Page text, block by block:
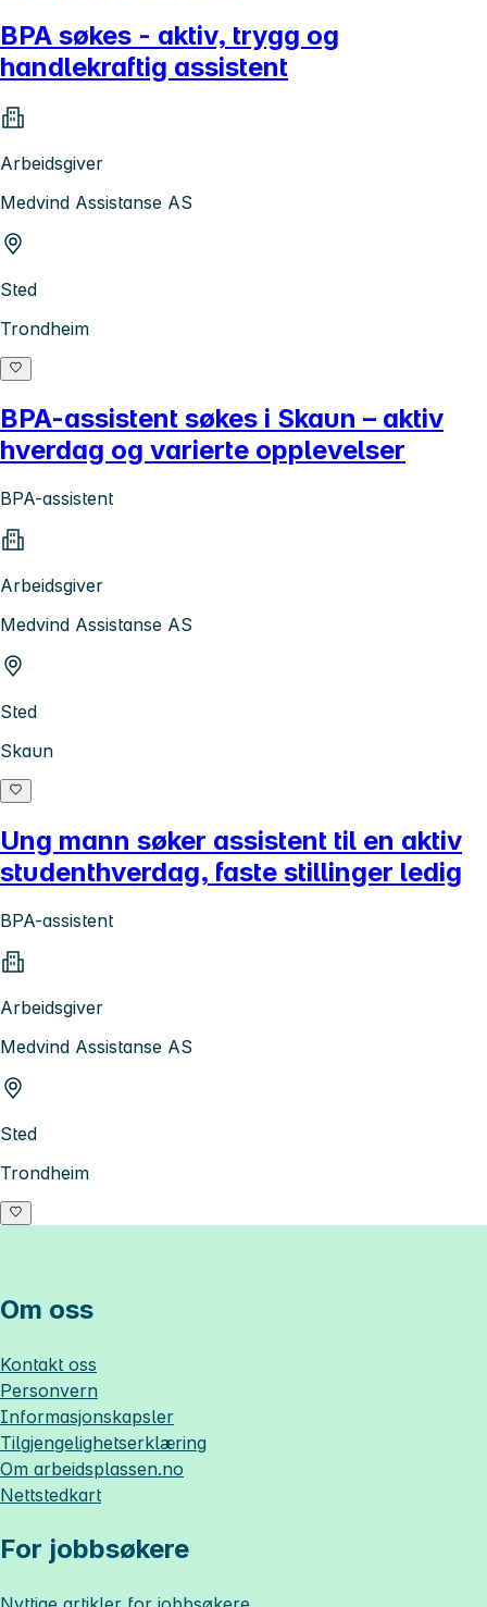
BPA søkes - aktiv, trygg og
handlekraftig assistent
Arbeidsgiver
Medvind Assistanse AS
Sted
Trondheim
BPA-assistent søkes i Skaun – aktiv
hverdag og varierte opplevelser
BPA-assistent
Arbeidsgiver
Medvind Assistanse AS
Sted
Skaun
Ung mann søker assistent til en aktiv
studenthverdag, faste stillinger ledig
BPA-assistent
Arbeidsgiver
Medvind Assistanse AS
Sted
Trondheim
Om oss
Kontakt oss
Personvern
Informasjonskapsler
Tilgjengelighetserklæring
Om arbeidsplassen.no
Nettstedkart
For jobbsøkere